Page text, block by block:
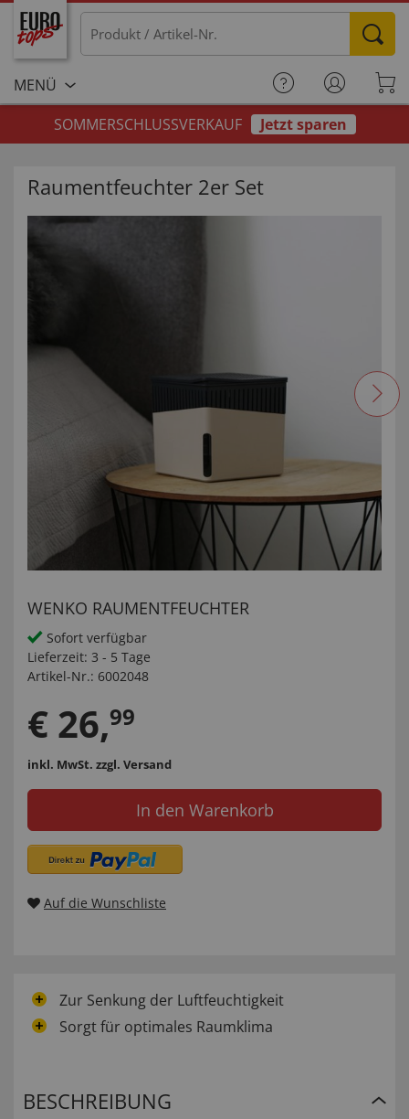
MENÜ
SOMMERSCHLUSSVERKAUF
Jetzt sparen
Raumentfeuchter 2er Set
WENKO RAUMENTFEUCHTER
Sofort verfügbar
Lieferzeit: 3 - 5 Tage
Artikel-Nr.: 6002048
€ 26,99
inkl. MwSt. zzgl. Versand
In den Warenkorb
Auf die Wunschliste
Zur Senkung der Luftfeuchtigkeit
Sorgt für optimales Raumklima
BESCHREIBUNG